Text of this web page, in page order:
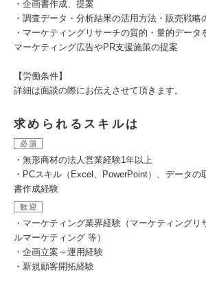
・企画書作成、提案
・調査データ・分析結果の活用方法・販売戦略
・マーケティングリサーチの質的・量的データ
マーケティング広告やPR支援施策の提案
【労働条件】
詳細は面談の際にお伝えさせて頂きます。
求められるスキルは
必須
・無形商材の法人営業経験1年以上
・PCスキル（Excel、PowerPoint）、データの
書作成経験
歓迎
・マーケティング業界経験（マーケティングリ
ルマーケティング 等）
・企画立案～運用経験
・新規顧客開拓経験